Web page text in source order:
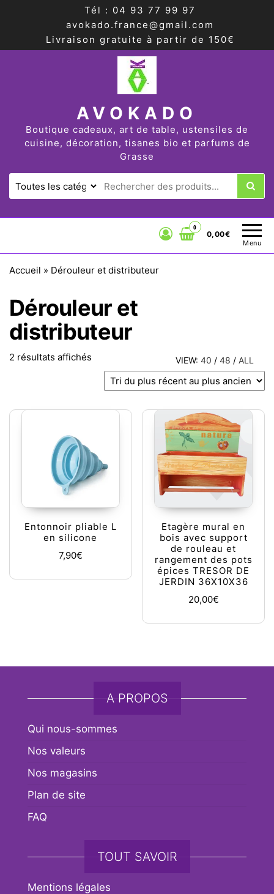
Tél : 04 93 77 99 97
avokado.france@gmail.com
Livraison gratuite à partir de 150€
AVOKADO
Boutique cadeaux, art de table, ustensiles de
cuisine, décoration, tisanes bio et parfums de
Grasse
Menu
0
0,00€
Accueil » Dérouleur et distributeur
Dérouleur et
distributeur
VIEW: 40 / 48 / ALL
2 résultats affichés Trié du plus récent au plus ancien
Entonnoir pliable L
en silicone
7,90€
Etagère mural en
bois avec support
de rouleau et
rangement des pots
épices TRESOR DE
JERDIN 36X10X36
20,00€
A PROPOS
Qui nous-sommes
Nos valeurs
Nos magasins
Plan de site
FAQ
TOUT SAVOIR
Mentions légales